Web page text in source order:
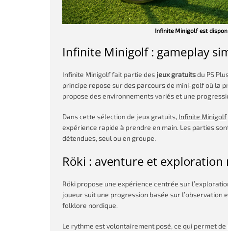
Infinite Minigolf est
Infinite Minigolf : gameplay
Infinite Minigolf fait partie des jeux gratuitsdu PS
principe repose sur des parcours de mini-golf où la
propose des environnements variés et une
Dans cette sélection de jeux gratuits, Infinite Minigolf
expérience rapide à prendre en main. Les parties
détendues, seul ou en groupe.
Röki : aventure et
Röki propose une expérience centrée sur
joueur suit une progression basée sur l’observation
folklore nordique.
Le rythme est volontairement posé, ce qui permet